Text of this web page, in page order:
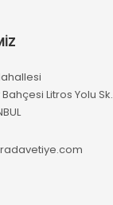
Litros Yolu Sk.